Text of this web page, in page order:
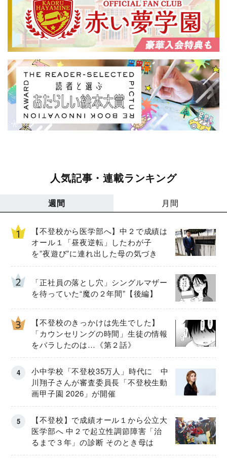
人気記事・連載ランキング
週間 月間
【不登校から医学部へ】中２で成績は
オール１「昼夜逆転」したわが子
を”夜遊び”に連れ出した母の気づき
「正社員の落とし穴」シングルマザー
を待っていた“魔の２年間”【後編】
【不登校のきっかけは先生でした】
「カウンセリングの時間」生徒の情報
をバラしたのは…《第２話》
小中学校「不登校35万人」時代に 中
川翔子さんが審査委員長「不登校生動
画甲子園 2026」が開催
【不登校】で成績オール１から公立大
医学部へ 中２で起立性調節障害「治
るまで３年」の診断 そのとき母は